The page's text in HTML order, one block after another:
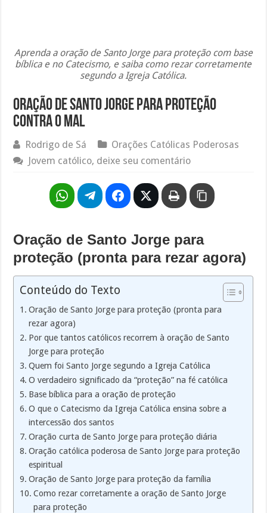
Aprenda a oração de Santo Jorge para proteção com base
bíblica e no Catecismo, e saiba como rezar corretamente
segundo a Igreja Católica.
Oração de Santo Jorge para proteção
contra o mal
Rodrigo de Sá
Orações Católicas Poderosas
Jovem católico, deixe seu comentário
Oração de Santo Jorge para
proteção (pronta para rezar agora)
Conteúdo do Texto
Oração de Santo Jorge para proteção (pronta para
rezar agora)
Por que tantos católicos recorrem à oração de Santo
Jorge para proteção
Quem foi Santo Jorge segundo a Igreja Católica
O verdadeiro significado da “proteção” na fé católica
Base bíblica para a oração de proteção
O que o Catecismo da Igreja Católica ensina sobre a
intercessão dos santos
Oração curta de Santo Jorge para proteção diária
Oração católica poderosa de Santo Jorge para proteção
espiritual
Oração de Santo Jorge para proteção da família
Como rezar corretamente a oração de Santo Jorge
para proteção